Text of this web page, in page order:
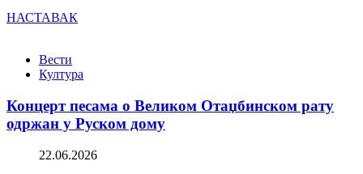
НАСТАВАК
Вести
Култура
Концерт песама о Великом Отаџбинском рату
одржан у Руском дому
22.06.2026